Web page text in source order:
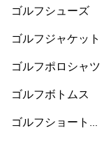
ゴルフシューズ
ゴルフジャケット
ゴルフポロシャツ
ゴルフボトムス
ゴルフショートパ